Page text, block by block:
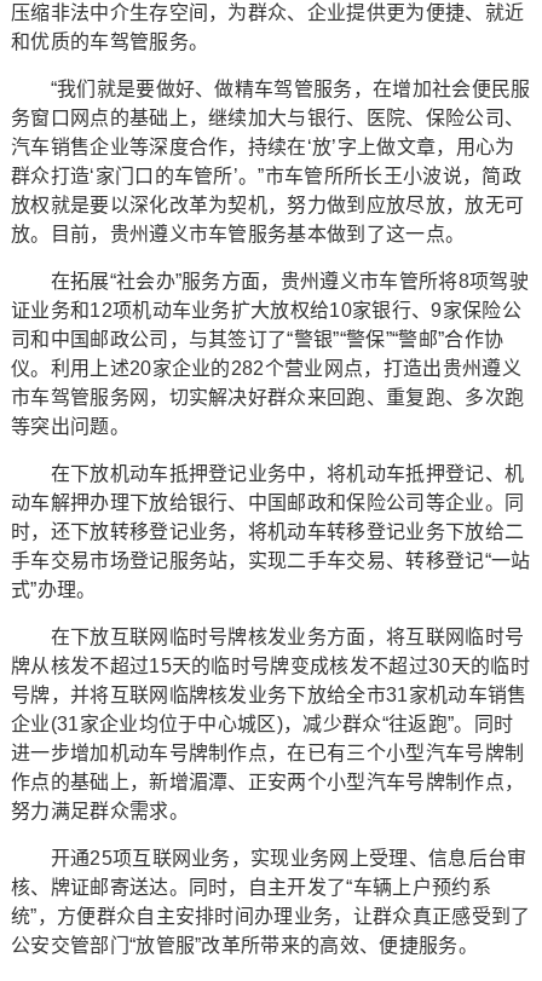
压缩非法中介生存空间，为群众、企业提供更为便捷、就近
和优质的车驾管服务。
“我们就是要做好、做精车驾管服务，在增加社会便民服
务窗口网点的基础上，继续加大与银行、医院、保险公司、
汽车销售企业等深度合作，持续在‘放’字上做文章，用心为
群众打造‘家门口的车管所’。”市车管所所长王小波说，简政
放权就是要以深化改革为契机，努力做到应放尽放，放无可
放。目前，贵州遵义市车管服务基本做到了这一点。
在拓展“社会办”服务方面，贵州遵义市车管所将8项驾驶
证业务和12项机动车业务扩大放权给10家银行、9家保险公
司和中国邮政公司，与其签订了“警银”“警保”“警邮”合作协
仪。利用上述20家企业的282个营业网点，打造出贵州遵义
市车驾管服务网，切实解决好群众来回跑、重复跑、多次跑
等突出问题。
在下放机动车抵押登记业务中，将机动车抵押登记、机
动车解押办理下放给银行、中国邮政和保险公司等企业。同
时，还下放转移登记业务，将机动车转移登记业务下放给二
手车交易市场登记服务站，实现二手车交易、转移登记“一站
式”办理。
在下放互联网临时号牌核发业务方面，将互联网临时号
牌从核发不超过15天的临时号牌变成核发不超过30天的临时
号牌，并将互联网临牌核发业务下放给全市31家机动车销售
企业(31家企业均位于中心城区)，减少群众“往返跑”。同时
进一步增加机动车号牌制作点，在已有三个小型汽车号牌制
作点的基础上，新增湄潭、正安两个小型汽车号牌制作点，
努力满足群众需求。
开通25项互联网业务，实现业务网上受理、信息后台审
核、牌证邮寄送达。同时，自主开发了“车辆上户预约系
统”，方便群众自主安排时间办理业务，让群众真正感受到了
公安交管部门“放管服”改革所带来的高效、便捷服务。